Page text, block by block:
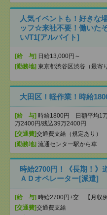
人気イベントも！好きな
ッフ☆来社不要！働いた
い/T1[アルバイト]
[給 与] 日給13,000円～
[勤務地] 東京都渋谷区渋谷（最寄
大田区！軽作業！時給
[給 与] 時給1800円 日額平均1
万2400円/残込39万2400円
[交通費]交通費支給（規定あり）
[勤務地] 流通センター駅から車
時給2700円！《長期！》
ＡＤオペレーター[派遣]
[給 与] 時給2700円+交 【月収
[交通費]交通費支給